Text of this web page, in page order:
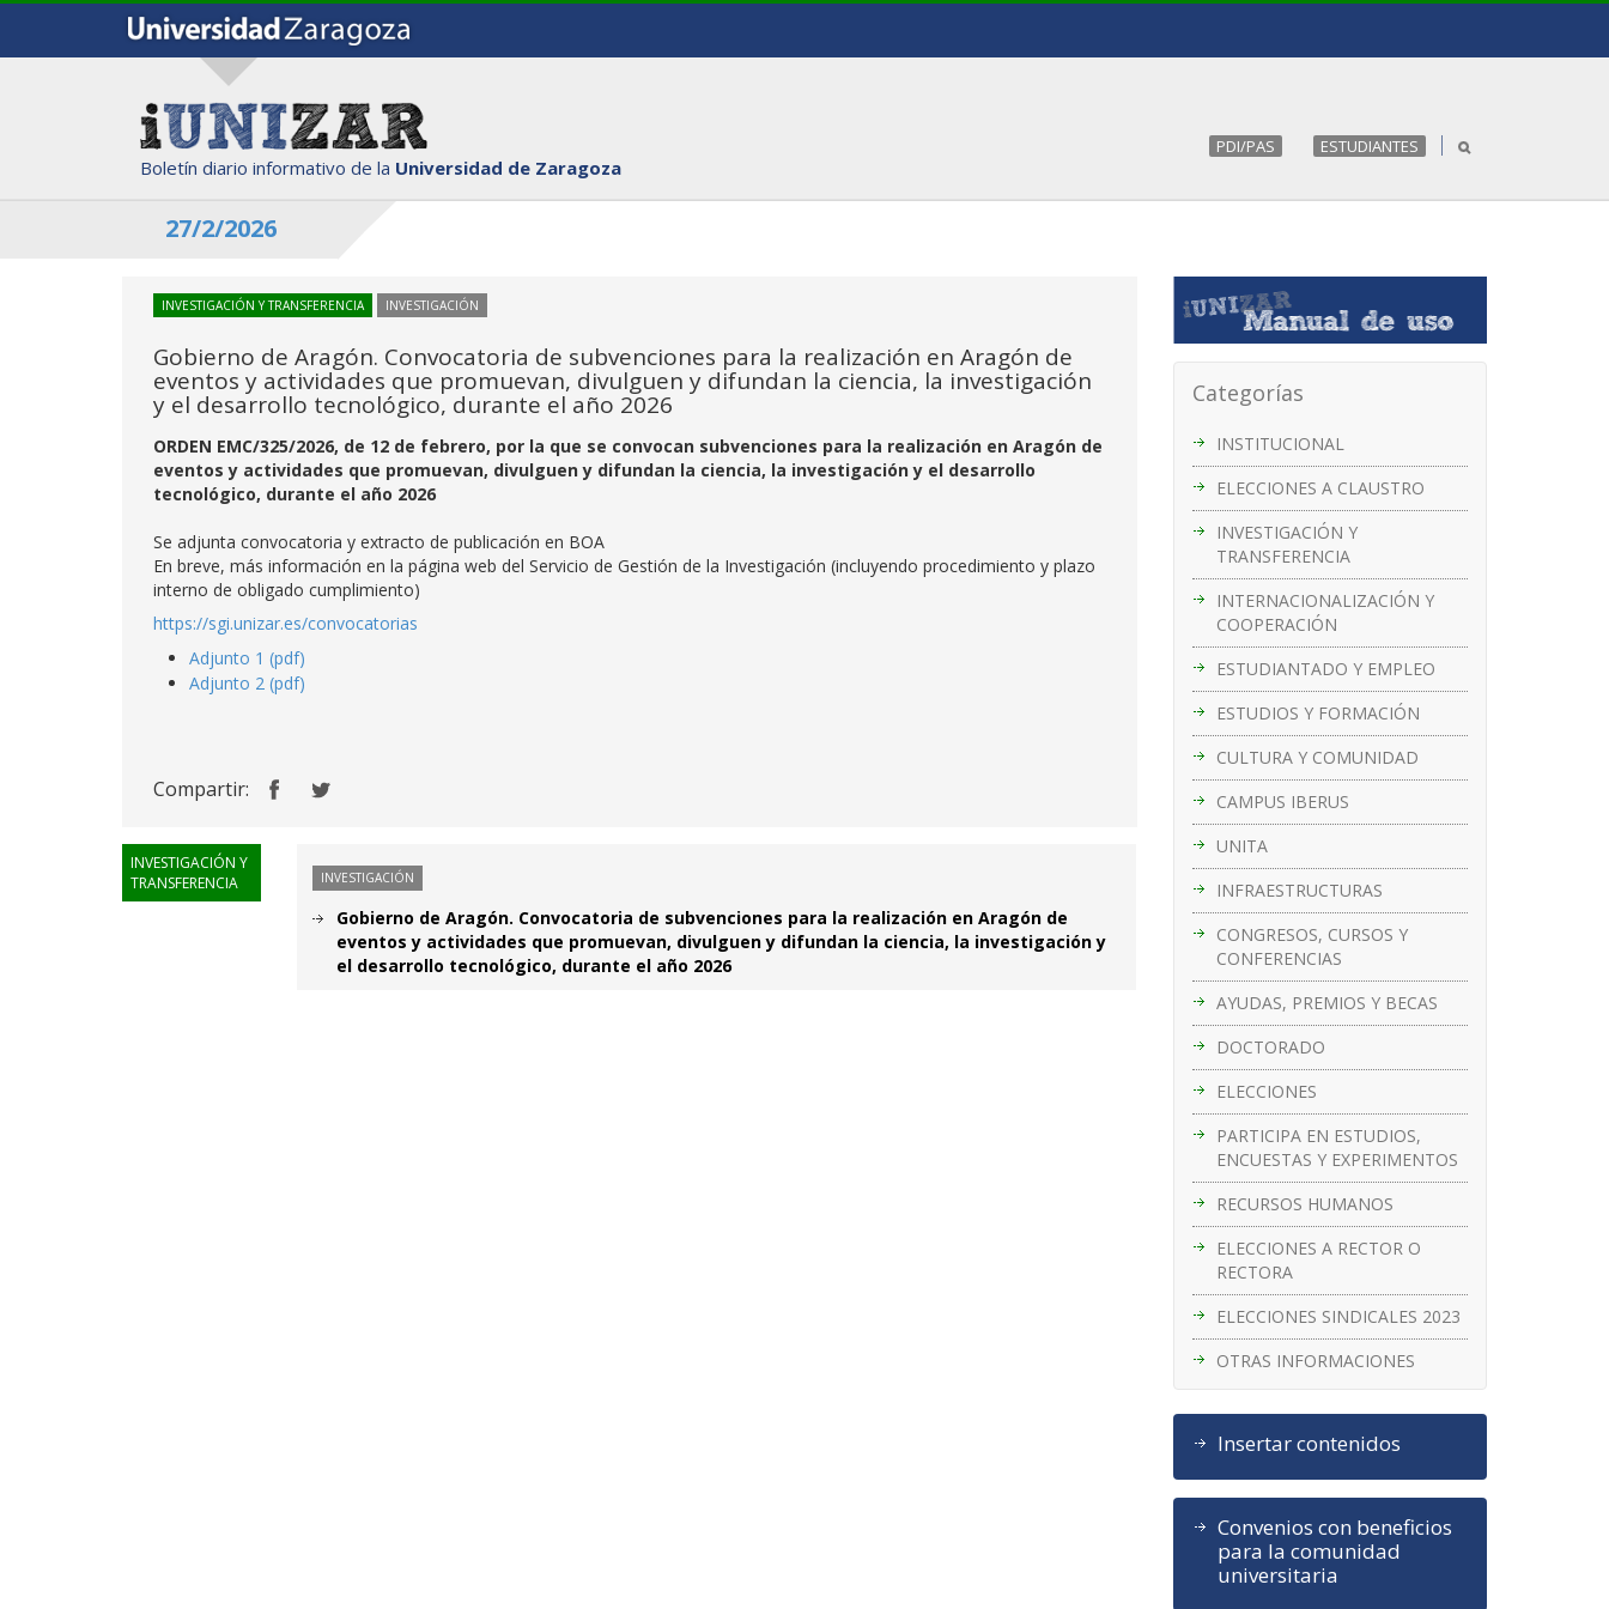
Boletín diario informativo de la Universidad de Zaragoza
PDI/PAS ESTUDIANTES
27/2/2026
Categorías
INSTITUCIONAL
ELECCIONES A CLAUSTRO
INVESTIGACIÓN Y
TRANSFERENCIA
INTERNACIONALIZACIÓN Y
COOPERACIÓN
ESTUDIANTADO Y EMPLEO
ESTUDIOS Y FORMACIÓN
CULTURA Y COMUNIDAD
CAMPUS IBERUS
UNITA
INFRAESTRUCTURAS
CONGRESOS, CURSOS Y
CONFERENCIAS
AYUDAS, PREMIOS Y BECAS
DOCTORADO
ELECCIONES
PARTICIPA EN ESTUDIOS,
ENCUESTAS Y EXPERIMENTOS
RECURSOS HUMANOS
ELECCIONES A RECTOR O
RECTORA
ELECCIONES SINDICALES 2023
OTRAS INFORMACIONES
Insertar contenidos
Convenios con beneficios
para la comunidad
universitaria
INVESTIGACIÓN Y TRANSFERENCIA INVESTIGACIÓN
Gobierno de Aragón. Convocatoria de subvenciones para la realización en Aragón de
eventos y actividades que promuevan, divulguen y difundan la ciencia, la investigación
y el desarrollo tecnológico, durante el año 2026
ORDEN EMC/325/2026, de 12 de febrero, por la que se convocan subvenciones para la realización en Aragón de
eventos y actividades que promuevan, divulguen y difundan la ciencia, la investigación y el desarrollo
tecnológico, durante el año 2026
Se adjunta convocatoria y extracto de publicación en BOA
En breve, más información en la página web del Servicio de Gestión de la Investigación (incluyendo procedimiento y plazo
interno de obligado cumplimiento)
https://sgi.unizar.es/convocatorias
Adjunto 1 (pdf)
Adjunto 2 (pdf)
Compartir:
INVESTIGACIÓN Y
TRANSFERENCIA
INVESTIGACIÓN
Gobierno de Aragón. Convocatoria de subvenciones para la realización en Aragón de
eventos y actividades que promuevan, divulguen y difundan la ciencia, la investigación y
el desarrollo tecnológico, durante el año 2026